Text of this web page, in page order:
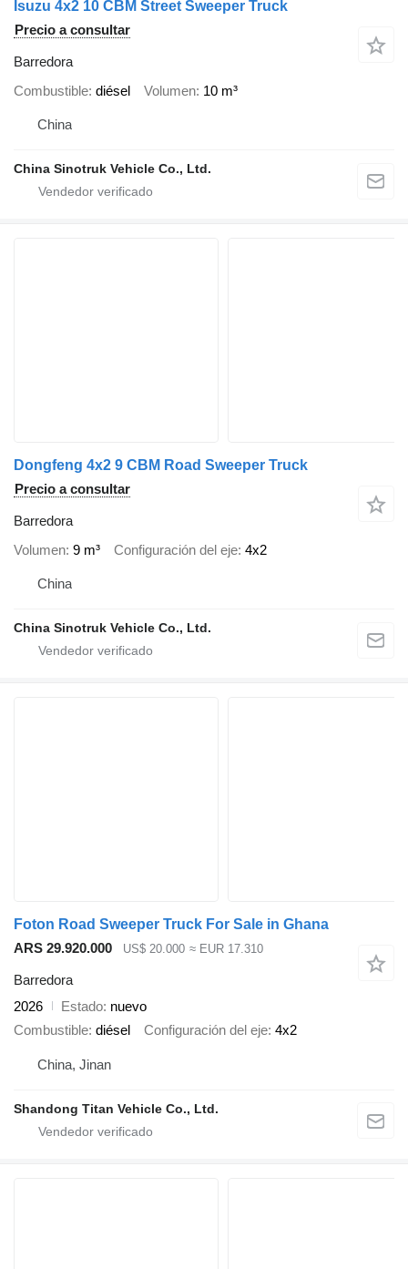
Isuzu 4x2 10 CBM Street Sweeper Truck
Precio a consultar
Barredora
Combustible diésel Volumen 10 m³
China
China Sinotruk Vehicle Co., Ltd.
Dongfeng 4x2 9 CBM Road Sweeper Truck
Precio a consultar
Barredora
Volumen 9 m³ Configuración del eje 4x2
China
China Sinotruk Vehicle Co., Ltd.
Foton Road Sweeper Truck For Sale in Ghana
ARS 29.920.000
US$ 20.000 ≈ EUR 17.310
Barredora
2026
Estado nuevo
Combustible diésel Configuración del eje 4x2
China, Jinan
Shandong Titan Vehicle Co., Ltd.